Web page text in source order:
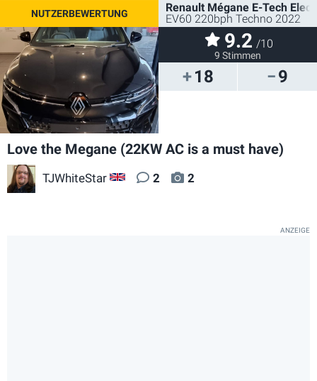
18 9
Renault Mégane E-Tech
EV60 220bph Techno 2022
9.2 /10
9 Stimmen
Love the Megane (22KW AC is a must have)
TJWhiteStar GB 2 2